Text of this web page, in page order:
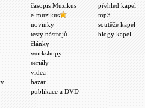
časopis Muzikus
e-muzikus
novinky
testy nástrojů
články
workshopy
seriály
videa
bazar
publikace a DVD
přehled kapel
mp3
soutěže kapel
blogy kapel